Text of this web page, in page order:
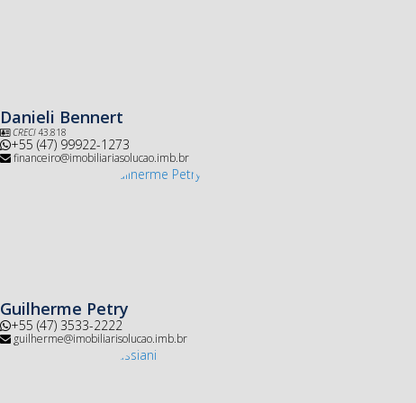
Danieli Bennert
CRECI43.818
+55 (47) 99922-1273
financeiro@imobiliariasolucao.imb.br
Guilherme Petry
+55 (47) 3533-2222
guilherme@imobiliarisolucao.imb.br